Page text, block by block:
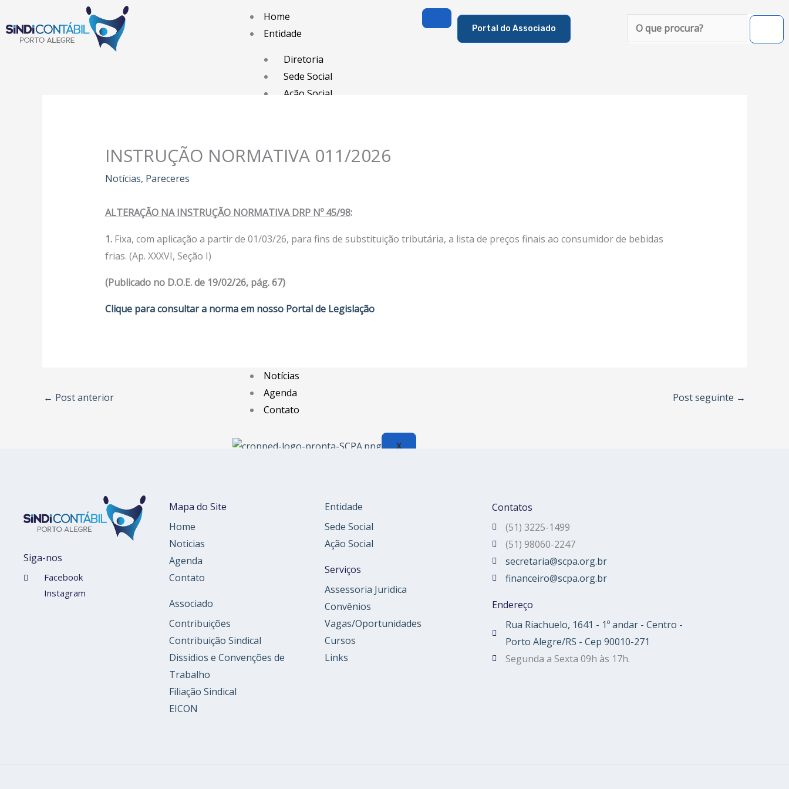
para
Home
Entidade
Diretoria
Sede Social
Ação Social
Contribuições
Filiação Sindical
Assessoria Juridica
Vagas/Oportunidades
Notícias
Agenda
Contato
X
Portal do Associado
Pesquisar
INSTRUÇÃO NORMATIVA 011/2026
Notícias, Pareceres
ALTERAÇÃO NA INSTRUÇÃO NORMATIVA DRP Nº 45/98:
1.Fixa, com aplicação a partir de 01/03/26, para fins de substituição tributária, a lista de preços finais ao consumidor de bebidas
frias. (Ap. XXXVI, Seção I)
(Publicado no D.O.E. de 19/02/26, pág. 67)
Clique para consultar a norma em nosso Portal de Legislação
← Post anterior Post seguinte →
Siga-nos
Facebook
Instagram
Mapa do Site
Home
Noticias
Agenda
Contato
Associado
Contribuições
Contribuição Sindical
Dissidios e Convenções de
Trabalho
Filiação Sindical
EICON
Entidade
Sede Social
Ação Social
Serviços
Assessoria Juridica
Convênios
Vagas/Oportunidades
Cursos
Links
Contatos
(51) 3225-1499
(51) 98060-2247
secretaria@scpa.org.br
financeiro@scpa.org.br
Endereço
Rua Riachuelo, 1641 - 1º andar - Centro -
Porto Alegre/RS - Cep 90010-271
Segunda a Sexta 09h às 17h.